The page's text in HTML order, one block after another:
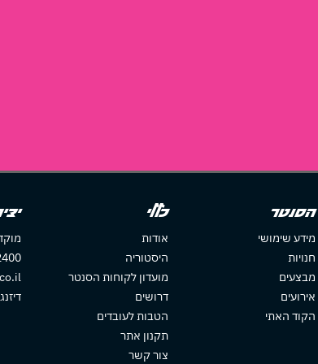
הסנטר
מידע שימושי
חנויות
מבצעים
אירועים
הקוד האתי
כללי
אודות
היסטוריה
מועדון לקוחות הסנטר
דרושים
הטבות לעובדים
תקנון אתר
צור קשר
דיזנגוף